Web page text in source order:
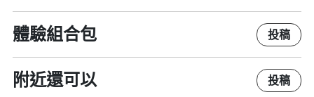
體驗組合包 投稿
附近還可以 投稿